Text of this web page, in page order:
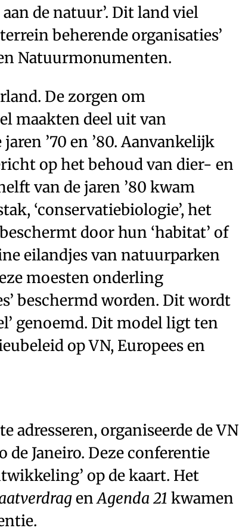
de natuur’. Dit land viel
beherende organisaties’
Natuurmonumenten.
De zorgen om
maakten deel uit van
’70 en ’80. Aanvankelijk
op het behoud van dier- en
van de jaren ’80 kwam
‘conservatiebiologie’, het
door hun ­‘habitat’ of
eilandjes van natuurparken
moesten onderling
beschermd worden. Dit wordt
genoemd. Dit model ligt ten
op VN, Europees en
adresseren, organiseerde de VN
Janeiro. Deze conferentie
op de kaart. Het
enAgenda 21 kwamen